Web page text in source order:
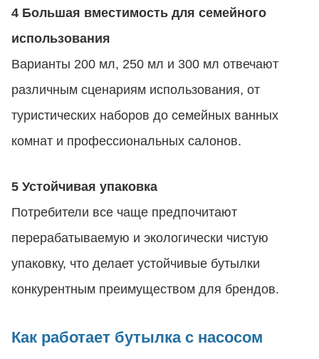
4 Большая вместимость для семейного
использования
Варианты 200 мл, 250 мл и 300 мл отвечают
различным сценариям использования, от
туристических наборов до семейных ванных
комнат и профессиональных салонов.
5 Устойчивая упаковка
Потребители все чаще предпочитают
перерабатываемую и экологически чистую
упаковку, что делает устойчивые бутылки
конкурентным преимуществом для брендов.
Как работает бутылка с насосом